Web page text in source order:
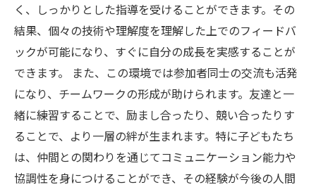
く、しっかりとした指導を受けることができます。その
結果、個々の技術や理解度を理解した上でのフィードバ
ックが可能になり、すぐに自分の成長を実感することが
できます。 また、この環境では参加者同士の交流も活発
になり、チームワークの形成が助けられます。友達と一
緒に練習することで、励まし合ったり、競い合ったりす
ることで、より一層の絆が生まれます。特に子どもたち
は、仲間との関わりを通じてコミュニケーション能力や
協調性を身につけることができ、その経験が今後の人間